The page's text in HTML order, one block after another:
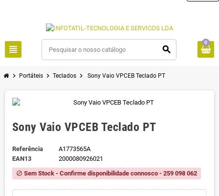
view_headline search
0
chevron_right Portáteis chevron_right Teclados chevron_right Sony Vaio VPCEB Teclado PT
Sony Vaio VPCEB Teclado PT
Referência
A1773565A
EAN13
2000080926021
block Sem Stock - Confirme disponibilidade connosco - 259 098 062